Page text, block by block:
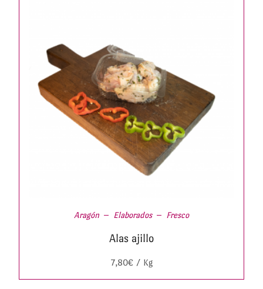
Aragón Elaborados Fresco
Alas ajillo
7,80€/ Kg